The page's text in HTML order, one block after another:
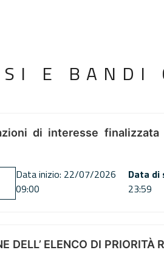
E BANDI
di interesse
Data inizio: 22/07/2026
09:00
Data di
23:59
DELL’ ELENCO DI